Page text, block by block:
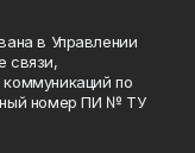
в Управлении
связи,
по
номер ПИ № ТУ